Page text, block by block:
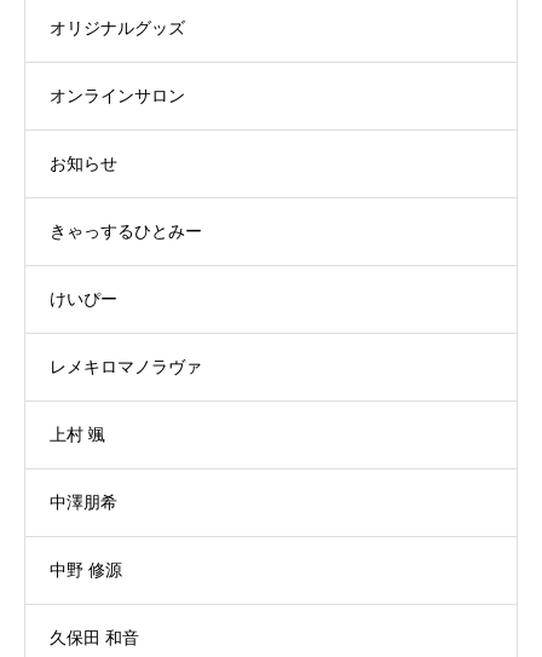
オリジナルグッズ
オンラインサロン
お知らせ
きゃっするひとみー
けいぴー
レメキロマノラヴァ
上村 颯
中澤朋希
中野 修源
久保田 和音